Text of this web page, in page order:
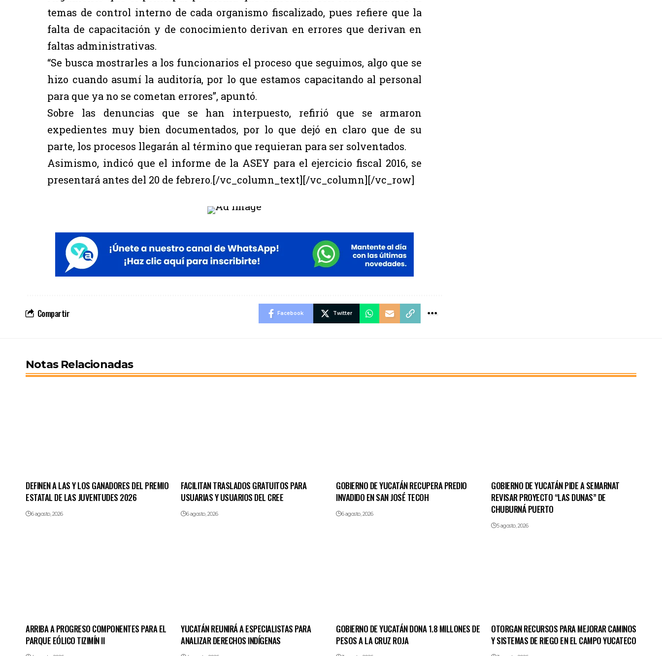
temas de control interno de cada organismo fiscalizado, pues refiere que la
falta de capacitación y de conocimiento derivan en errores que derivan en
faltas administrativas.
“Se busca mostrarles a los funcionarios el proceso que seguimos, algo que se
hizo cuando asumí la auditoría, por lo que estamos capacitando al personal
para que ya no se cometan errores”, apuntó.
Sobre las denuncias que se han interpuesto, refirió que se armaron
expedientes muy bien documentados, por lo que dejó en claro que de su
parte, los procesos llegarán al término que requieran para ser solventados.
Asimismo, indicó que el informe de la ASEY para el ejercicio fiscal 2016, se
presentará antes del 20 de febrero.[/vc_column_text][/vc_column][/vc_row]
Compartir Facebook Twitter
Notas Relacionadas
DEFINEN A LAS Y LOS GANADORES DEL PREMIO
ESTATAL DE LAS JUVENTUDES 2026
6 agosto, 2026
FACILITAN TRASLADOS GRATUITOS PARA
USUARIAS Y USUARIOS DEL CREE
6 agosto, 2026
GOBIERNO DE YUCATÁN RECUPERA PREDIO
INVADIDO EN SAN JOSÉ TECOH
6 agosto, 2026
GOBIERNO DE YUCATÁN PIDE A SEMARNAT
REVISAR PROYECTO “LAS DUNAS” DE
CHUBURNÁ PUERTO
5 agosto, 2026
ARRIBA A PROGRESO COMPONENTES PARA EL
PARQUE EÓLICO TIZIMÍN II
YUCATÁN REUNIRÁ A ESPECIALISTAS PARA
ANALIZAR DERECHOS INDÍGENAS
GOBIERNO DE YUCATÁN DONA 1.8 MILLONES DE
PESOS A LA CRUZ ROJA
OTORGAN RECURSOS PARA MEJORAR CAMINOS
Y SISTEMAS DE RIEGO EN EL CAMPO YUCATECO